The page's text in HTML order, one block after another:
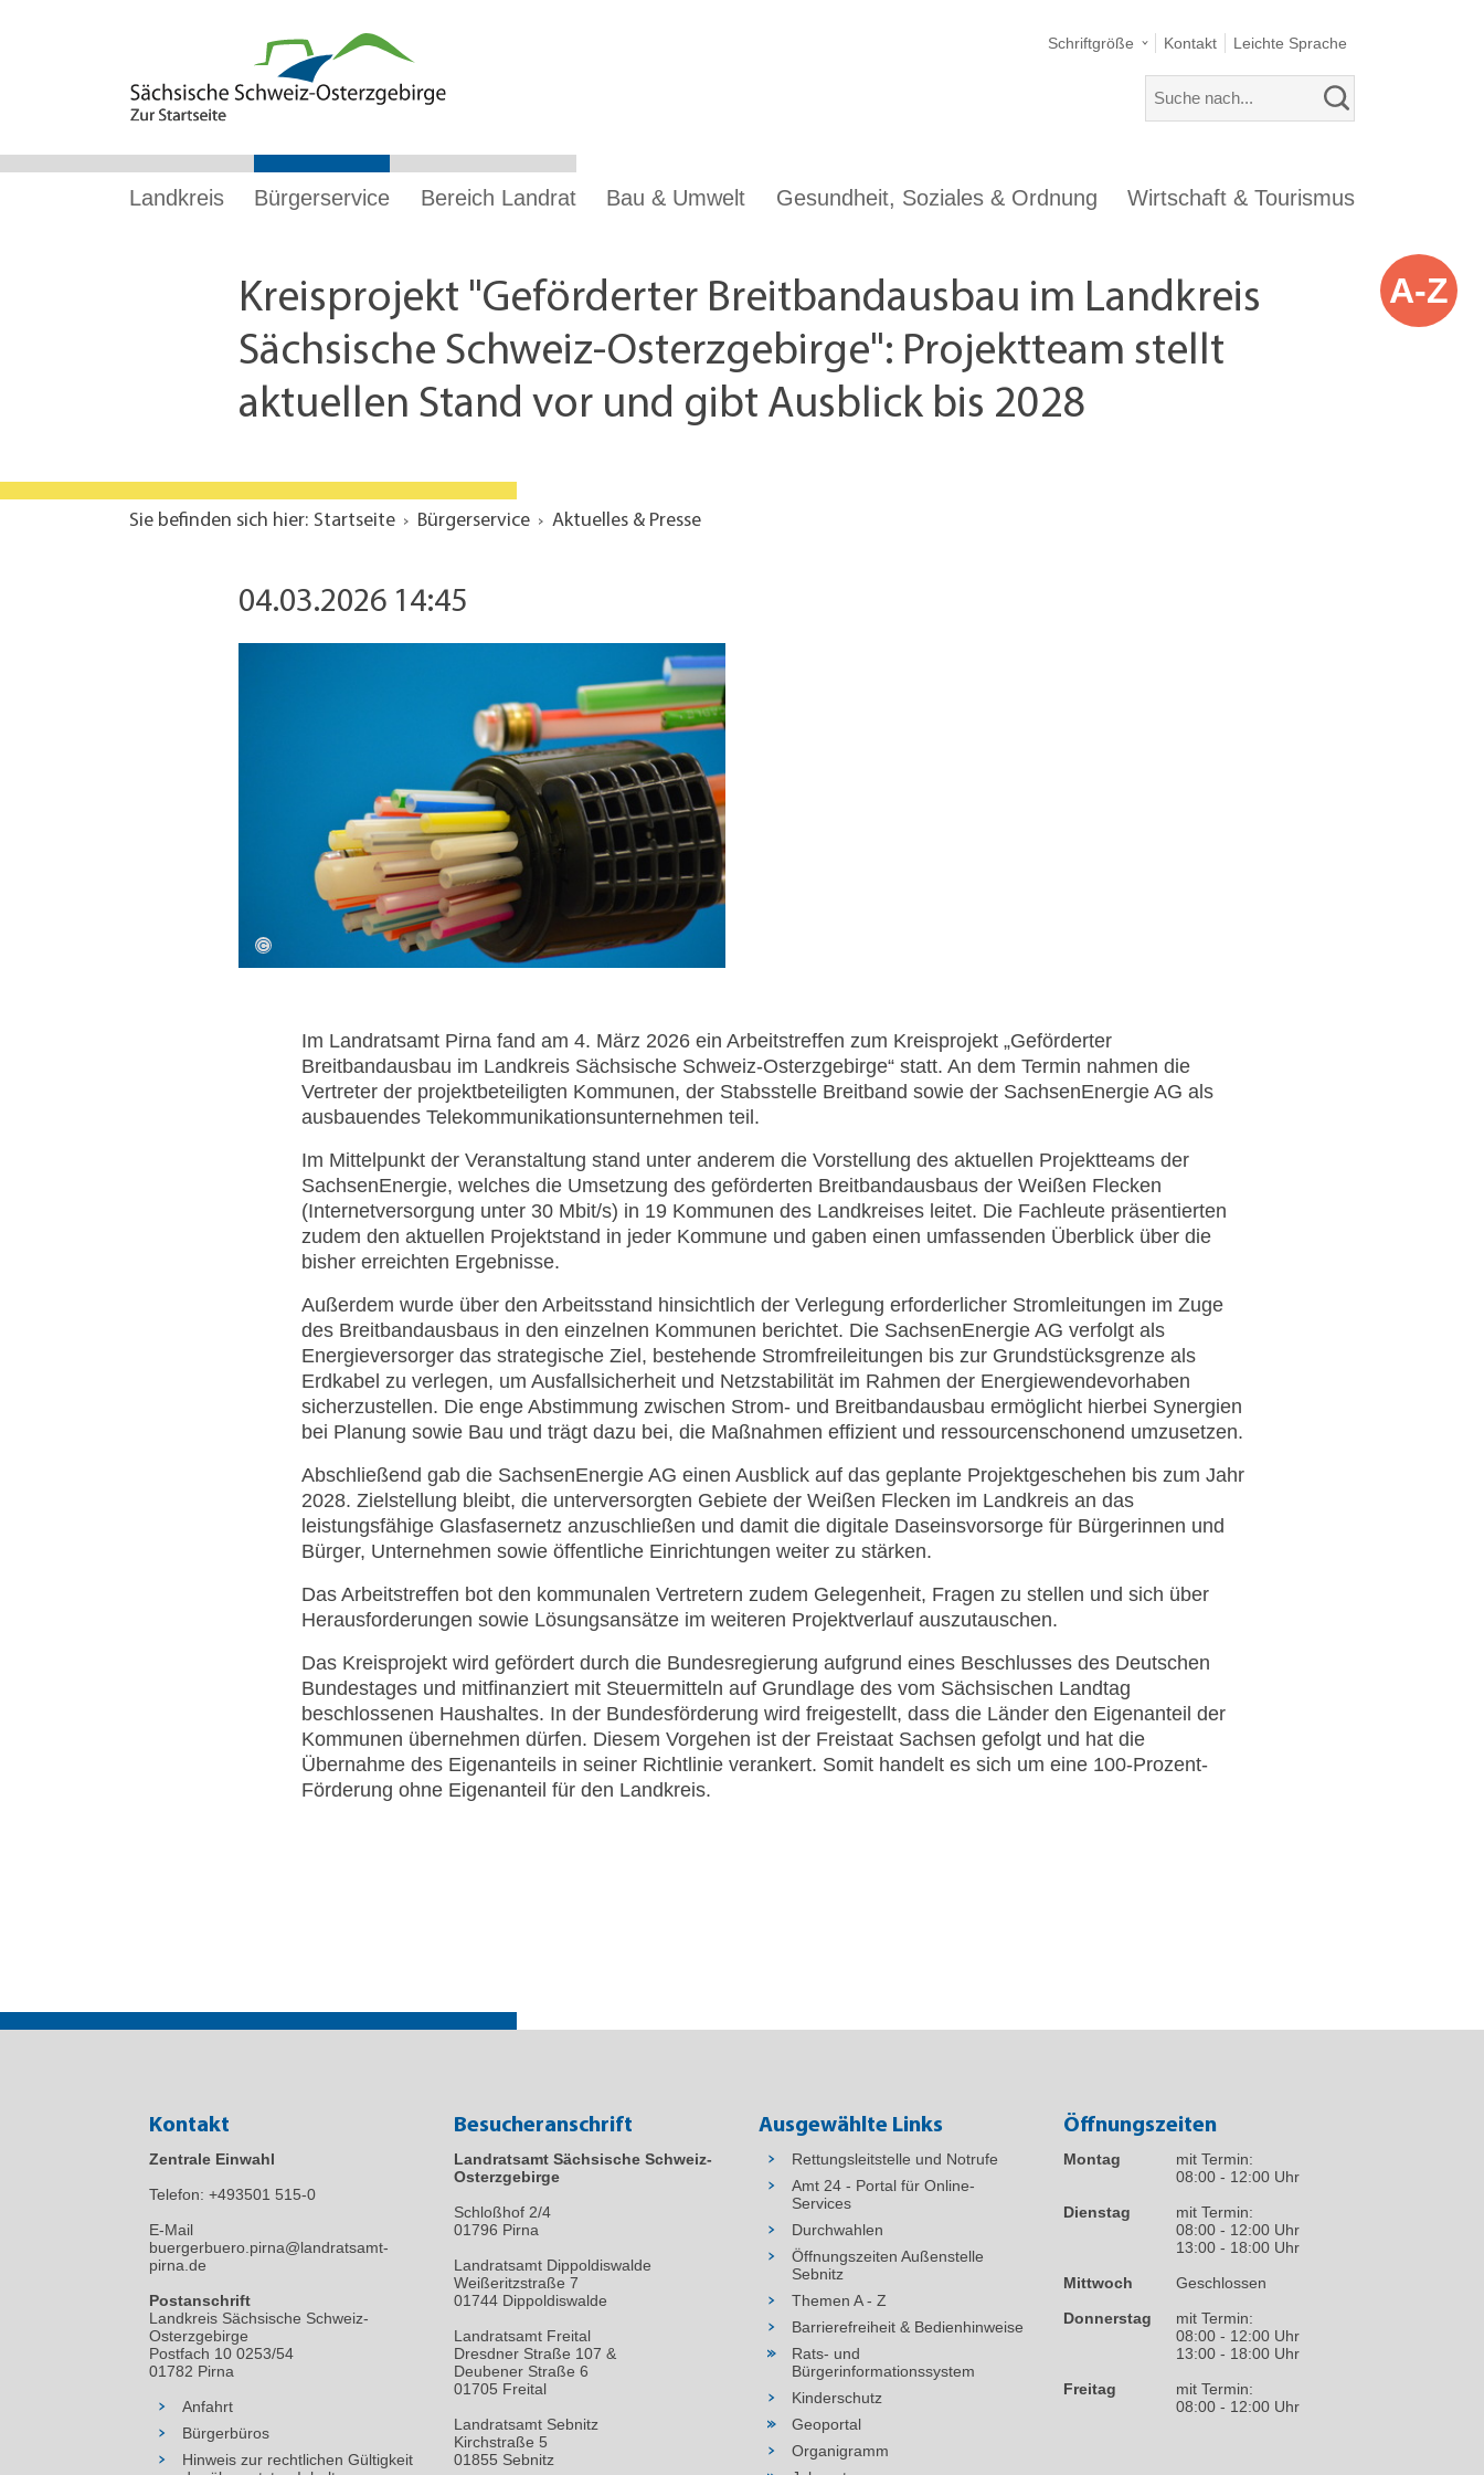
Schriftgröße Kontakt Leichte Sprache
Landkreis Bürgerservice Bereich Landrat Bau & Umwelt Gesundheit, Soziales & Ordnung Wirtschaft & Tourismus
Kreisprojekt "Geförderter Breitbandausbau im Landkreis
Sächsische Schweiz-Osterzgebirge": Projektteam stellt
aktuellen Stand vor und gibt Ausblick bis 2028
Sie befinden sich hier: Startseite Bürgerservice Aktuelles & Presse
A-Z
04.03.2026 14:45
Im Landratsamt Pirna fand am 4. März 2026 ein Arbeitstreffen zum Kreisprojekt „Geförderter
Breitbandausbau im Landkreis Sächsische Schweiz-Osterzgebirge“ statt. An dem Termin nahmen die
Vertreter der projektbeteiligten Kommunen, der Stabsstelle Breitband sowie der SachsenEnergie AG als
ausbauendes Telekommunikationsunternehmen teil.
Im Mittelpunkt der Veranstaltung stand unter anderem die Vorstellung des aktuellen Projektteams der
SachsenEnergie, welches die Umsetzung des geförderten Breitbandausbaus der Weißen Flecken
(Internetversorgung unter 30 Mbit/s) in 19 Kommunen des Landkreises leitet. Die Fachleute präsentierten
zudem den aktuellen Projektstand in jeder Kommune und gaben einen umfassenden Überblick über die
bisher erreichten Ergebnisse.
Außerdem wurde über den Arbeitsstand hinsichtlich der Verlegung erforderlicher Stromleitungen im Zuge
des Breitbandausbaus in den einzelnen Kommunen berichtet. Die SachsenEnergie AG verfolgt als
Energieversorger das strategische Ziel, bestehende Stromfreileitungen bis zur Grundstücksgrenze als
Erdkabel zu verlegen, um Ausfallsicherheit und Netzstabilität im Rahmen der Energiewendevorhaben
sicherzustellen. Die enge Abstimmung zwischen Strom- und Breitbandausbau ermöglicht hierbei Synergien
bei Planung sowie Bau und trägt dazu bei, die Maßnahmen effizient und ressourcenschonend umzusetzen.
Abschließend gab die SachsenEnergie AG einen Ausblick auf das geplante Projektgeschehen bis zum Jahr
2028. Zielstellung bleibt, die unterversorgten Gebiete der Weißen Flecken im Landkreis an das
leistungsfähige Glasfasernetz anzuschließen und damit die digitale Daseinsvorsorge für Bürgerinnen und
Bürger, Unternehmen sowie öffentliche Einrichtungen weiter zu stärken.
Das Arbeitstreffen bot den kommunalen Vertretern zudem Gelegenheit, Fragen zu stellen und sich über
Herausforderungen sowie Lösungsansätze im weiteren Projektverlauf auszutauschen.
Das Kreisprojekt wird gefördert durch die Bundesregierung aufgrund eines Beschlusses des Deutschen
Bundestages und mitfinanziert mit Steuermitteln auf Grundlage des vom Sächsischen Landtag
beschlossenen Haushaltes. In der Bundesförderung wird freigestellt, dass die Länder den Eigenanteil der
Kommunen übernehmen dürfen. Diesem Vorgehen ist der Freistaat Sachsen gefolgt und hat die
Übernahme des Eigenanteils in seiner Richtlinie verankert. Somit handelt es sich um eine 100-Prozent-
Förderung ohne Eigenanteil für den Landkreis.
Kontakt
Zentrale Einwahl
Telefon: +493501 515-0
E-Mail
buergerbuero.pirna@landratsamt-
pirna.de
Postanschrift
Landkreis Sächsische Schweiz-
Osterzgebirge
Postfach 10 0253/54
01782 Pirna
Anfahrt
Bürgerbüros
Hinweis zur rechtlichen Gültigkeit
Besucheranschrift
Landratsamt Sächsische Schweiz-
Osterzgebirge
Schloßhof 2/4
01796 Pirna
Landratsamt Dippoldiswalde
Weißeritzstraße 7
01744 Dippoldiswalde
Landratsamt Freital
Dresdner Straße 107 &
Deubener Straße 6
01705 Freital
Landratsamt Sebnitz
Kirchstraße 5
01855 Sebnitz
Ausgewählte Links
Rettungsleitstelle und Notrufe
Amt 24 - Portal für Online-
Services
Durchwahlen
Öffnungszeiten Außenstelle
Sebnitz
Themen A - Z
Barrierefreiheit & Bedienhinweise
Rats- und
Bürgerinformationssystem
Kinderschutz
Geoportal
Organigramm
Öffnungszeiten
Montag
mit Termin:
08:00 - 12:00 Uhr
Dienstag
mit Termin:
08:00 - 12:00 Uhr
13:00 - 18:00 Uhr
Mittwoch
Geschlossen
Donnerstag
mit Termin:
08:00 - 12:00 Uhr
13:00 - 18:00 Uhr
Freitag
mit Termin:
08:00 - 12:00 Uhr